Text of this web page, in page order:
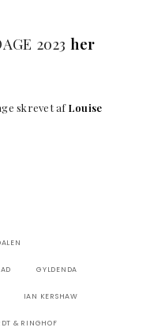
2023 her
skrevet afLouise
GYLDENDA
IAN KERSHAW
& RINGHOF